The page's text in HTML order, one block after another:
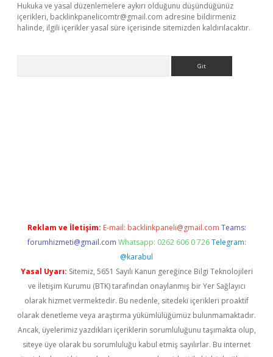
Hukuka ve yasal düzenlemelere aykırı olduğunu düşündüğünüz
içerikleri, backlinkpanelicomtr@gmail.com adresine bildirmeniz
halinde, ilgili içerikler yasal süre içerisinde sitemizden kaldırılacaktır.
Reklam ve İletişim: E-mail: backlinkpaneli@gmail.com Teams:
forumhizmeti@gmail.com Whatsapp: 0262 606 0 726 Telegram:
@karabul
Yasal Uyarı: Sitemiz, 5651 Sayılı Kanun gereğince Bilgi Teknolojileri
ve İletişim Kurumu (BTK) tarafından onaylanmış bir Yer Sağlayıcı
olarak hizmet vermektedir. Bu nedenle, sitedeki içerikleri proaktif
olarak denetleme veya araştırma yükümlülüğümüz bulunmamaktadır.
Ancak, üyelerimiz yazdıkları içeriklerin sorumluluğunu taşımakta olup,
siteye üye olarak bu sorumluluğu kabul etmiş sayılırlar. Bu internet